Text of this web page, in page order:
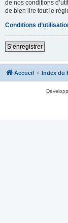
de nos conditions
de bien lire tout le
Conditions
S’enregistrer
Accueil Index du